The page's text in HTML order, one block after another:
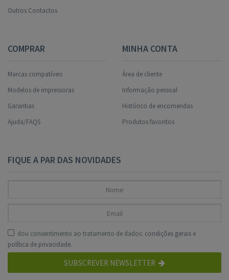
Outros Contactos
COMPRAR
Marcas compatíveis
Modelos de impressoras
Garantias
Ajuda/FAQS
MINHA CONTA
Área de cliente
Informação pessoal
Histórico de encomendas
Produtos favoritos
FIQUE A PAR DAS NOVIDADES
dou consentimento ao tratamento de dados: condições gerais e
política de privacidade.
SUBSCREVER NEWSLETTER